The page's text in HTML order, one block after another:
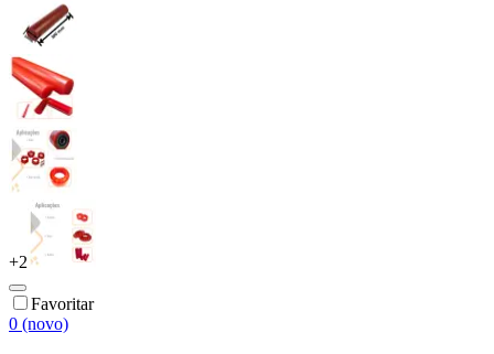
+2
Favoritar
0 (novo)